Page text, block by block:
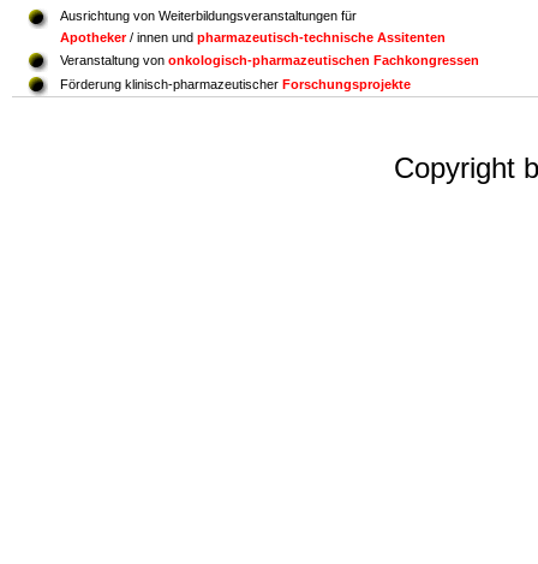
Ausrichtung von Weiterbildungsveranstaltungen für
Apotheker/ innen und pharmazeutisch-technische Assitenten
Veranstaltung von onkologisch-pharmazeutischen Fachkongressen
Förderung klinisch-pharmazeutischer Forschungsprojekte
Copyright